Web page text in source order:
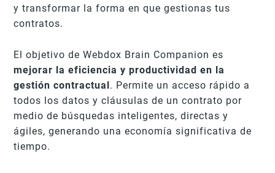
y transformar la forma en que gestionas tus
contratos.
El objetivo de Webdox Brain Companion es
mejorar la eficiencia y productividad en la
gestión contractual. Permite un acceso rápido a
todos los datos y cláusulas de un contrato por
medio de búsquedas inteligentes, directas y
ágiles, generando una economía significativa de
tiempo.